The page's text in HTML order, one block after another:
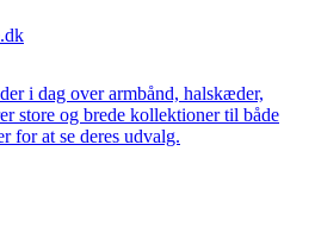
i dag over armbånd, halskæder,
store og brede kollektioner til både
for at se deres udvalg.